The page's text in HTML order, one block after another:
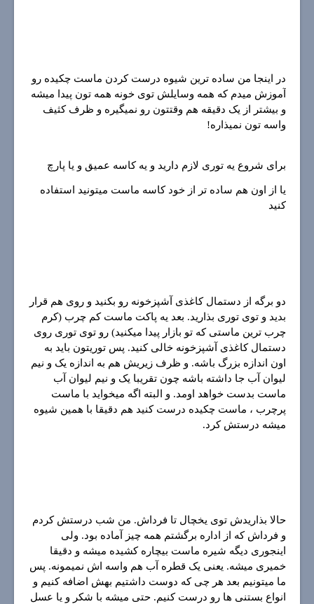
در اینجا من ساده ترین شیوه درست کردن ماست چکیده رو
آموزش میدم که همه وسایلش توی خونه همه تون پیدا میشه
و بیشتر از یک دقیقه هم وقتتون رو نمیگیره و ظرف کثیف
واسه تون نمیذاره!
برای شروع یه توری لازم دارید و یه کاسه عمیق و یا پارچ
يا از اون هم ساده تر از خود كاسه ماست ميتونيد استفاده
كنيد
دو برگه از دستمال کاغذی آشپزخونه رو بکنید و روی هم قرار
بدید و توی توری بذارید. بعد یه پاکت ماست کم چرب (کرم
چرب ترین ماستی که تو بازار پیدا میکنید) رو توی توری روی
دستمال کاغذی آشپزخونه خالی کنید. پس توریتون باید به
اون اندازه بزرگ باشه. و ظرف زیریش هم به اندازه یک و نیم
لیوان آب جا داشته باشه چون تقریبا یک و نیم لیوان آب
ماست بدست خواهد اومد. و البته اگه میخواید با ماست
پرچرب ، ماست چکیده درست کنید هم دقیقا با همین شیوه
میشه درستش کرد.
حالا بذاریدش توی یخچال تا فرداش. من شب درستش کردم
و فرداش که از اداره برگشتم همه چیز آماده بود. ولی
اینجوری دیگه شیره ماست بیچاره کشیده میشه و دقیقا
خمیری میشه. یعنی یک قطره آب هم واسه اش نمیمونه. پس
ما میتونیم بعد هر چی که دوست داشتیم بهش اضافه کنیم و
انواع بستنی ها رو درست کنیم. حتی میشه با شکر و یا عسل